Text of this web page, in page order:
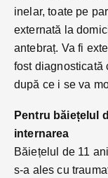
inelar, toate pe
externată la
antebraț. Va fi
fost
după ce i se va
Pentru băiețelul
internarea
Băiețelul de 11
s-a ales cu